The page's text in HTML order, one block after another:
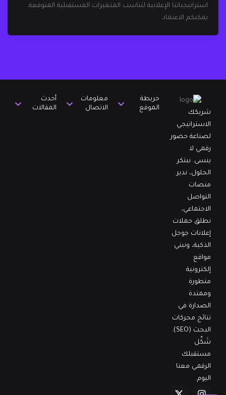
استراتيجياتنا الإعلانية لتناسب المتغيرات المستقبلية المتوقعة.
يمكنكم الاعتماد
شريكك
الاستراتيجي
لصناعة حضور
رقمي لا
ينسى. نبتكر
الحلول، ندير
منصات
التواصل
الاجتماعي،
نطلق حملات
إعلانات جوجل
الذكية، ونبني
مواقع
إلكترونية
متطورة
وممتدة
الصدارة في
نتائج محركات
البحث (SEO).
شَكِّل
مستقبلك
الرقمي معنا
اليوم.
I
X
خريطة
الموقع
معلومات
الاتصال
أحدث
المقالات